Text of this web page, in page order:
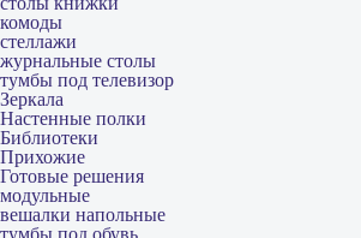
комоды
стеллажи
журнальные столы
тумбы под телевизор
Зеркала
Настенные полки
Библиотеки
Прихожие
Готовые решения
модульные
вешалки напольные
тумбы под обувь